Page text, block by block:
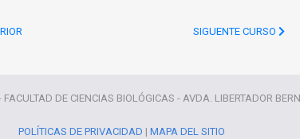
SIGUENTE CURSO
DE CIENCIAS BIOLÓGICAS - AVDA. LIBERTADOR
POLÍTICAS DE PRIVACIDAD | MAPA DEL SITIO